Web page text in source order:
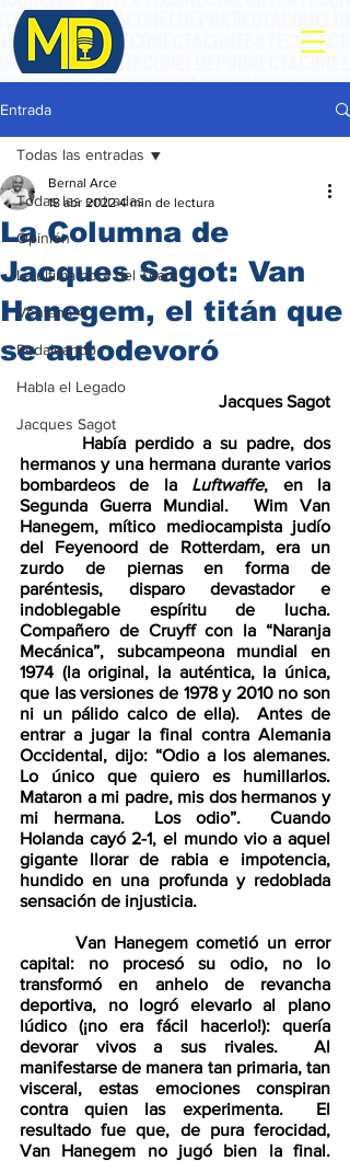
Entrada
Todas las entradas
Opinión
La ultima hora del Team
Ventana 4
Pedaleando
Habla el Legado
Jacques Sagot
Todas las entradas
La Columna de
Jacques Sagot: Van
Hanegem, el titán que
se autodevoró
Bernal Arce
18 abr 2022 4 min de lectura
Jacques Sagot
hermanos y una hermana durante varios
bombardeos de la Luftwaffe, en la
Segunda Guerra Mundial.  Wim Van
Hanegem, mítico mediocampista judío
del Feyenoord de Rotterdam, era un
zurdo de piernas en forma de
paréntesis, disparo devastador e
indoblegable espíritu de lucha.
Compañero de Cruyff con la “Naranja
Mecánica”, subcampeona mundial en
1974 (la original, la auténtica, la única,
que las versiones de 1978 y 2010 no son
ni un pálido calco de ella).  Antes de
entrar a jugar la final contra Alemania
Occidental, dijo: “Odio a los alemanes.
Lo único que quiero es humillarlos.
Mataron a mi padre, mis dos hermanos y
mi hermana.  Los odio”.  Cuando
Holanda cayó 2-1, el mundo vio a aquel
gigante llorar de rabia e impotencia,
hundido en una profunda y redoblada
sensación de injusticia.
capital: no procesó su odio, no lo
transformó en anhelo de revancha
deportiva, no logró elevarlo al plano
lúdico (¡no era fácil hacerlo!): quería
devorar vivos a sus rivales.  Al
manifestarse de manera tan primaria, tan
visceral, estas emociones conspiran
contra quien las experimenta.  El
resultado fue que, de pura ferocidad,
Van Hanegem no jugó bien la final.